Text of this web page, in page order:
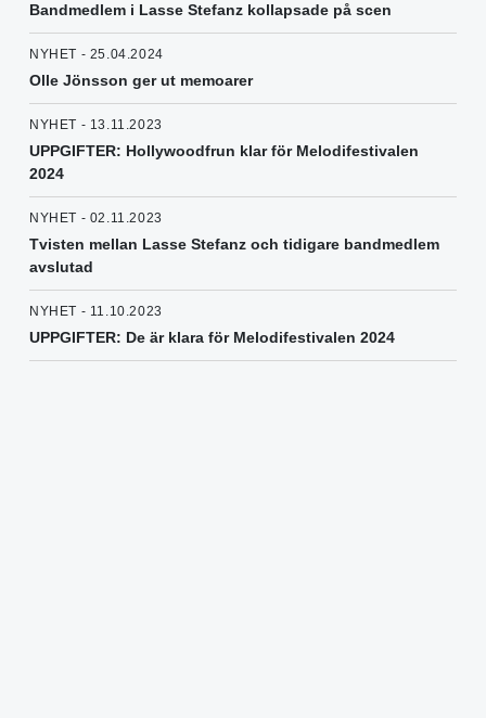
Bandmedlem i Lasse Stefanz kollapsade på scen
NYHET - 25.04.2024
Olle Jönsson ger ut memoarer
NYHET - 13.11.2023
UPPGIFTER: Hollywoodfrun klar för Melodifestivalen
2024
NYHET - 02.11.2023
Tvisten mellan Lasse Stefanz och tidigare bandmedlem
avslutad
NYHET - 11.10.2023
UPPGIFTER: De är klara för Melodifestivalen 2024